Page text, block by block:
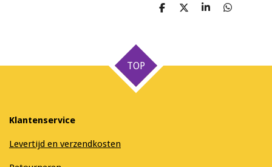
D
D
S
D
TOP
Klantenservice
Levertijd en verzendkosten